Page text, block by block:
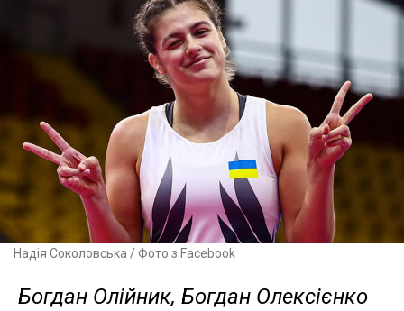
Надія Соколовська / Фото з Facebook
Богдан Олійник, Богдан Олексієнко